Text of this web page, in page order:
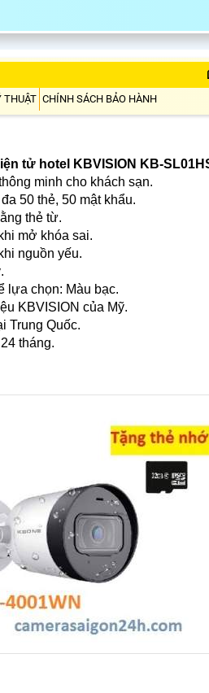
THUẬT CHÍNH SÁCH BẢO HÀNH
tử hotel KBVISION KB-
minh cho khách sạn.
50 thẻ, 50 mật khẩu.
thẻ từ.
mở khóa sai.
nguồn yếu.
lựa chọn: Màu bạc.
KBVISION của Mỹ.
Trung Quốc.
tháng.